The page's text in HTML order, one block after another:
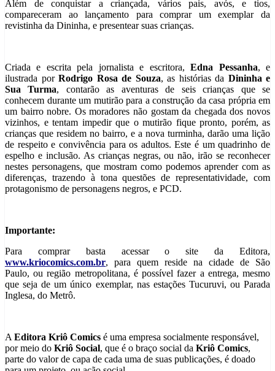
Além de conquistar a criançada, vários pais, avós, e tios,
compareceram ao lançamento para comprar um exemplar da
revistinha da Dininha, e presentear suas crianças.
Criada e escrita pela jornalista e escritora,Edna Pessanha, e
ilustrada por Rodrigo Rosa de Souza, as histórias da Dininha e
Sua Turma, contarão as aventuras de seis crianças que se
conhecem durante um mutirão para a construção da casa própria em
um bairro nobre. Os moradores não gostam da chegada dos novos
vizinhos, e tentam impedir que o mutirão fique pronto, porém, as
crianças que residem no bairro, e a nova turminha, darão uma lição
de respeito e convivência para os adultos. Este é um quadrinho de
espelho e inclusão. As crianças negras, ou não, irão se reconhecer
nestes personagens, que mostram como podemos aprender com as
diferenças, trazendo à tona questões de representatividade, com
protagonismo de personagens negros, e PCD.
Importante:
Para comprar basta acessar o site da Editora,
www.kriocomics.com.br, para quem reside na cidade de São
Paulo, ou região metropolitana, é possível fazer a entrega, mesmo
que seja de um único exemplar, nas estações Tucuruvi, ou Parada
Inglesa, do Metrô.
A Editora Kriô Comics é uma empresa socialmente responsável,
por meio do Kriô Social, que é o braço social da Kriô Comics,
parte do valor de capa de cada uma de suas publicações, é doado